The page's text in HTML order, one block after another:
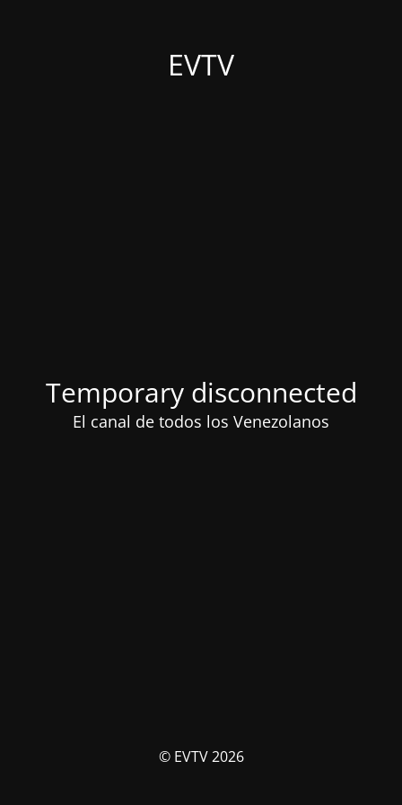
EVTV
Temporary disconnected
El canal de todos los Venezolanos
© EVTV 2026